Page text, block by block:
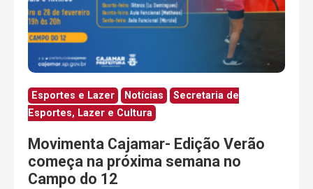
Esportes e Lazer Notícias
Secretaria de
Esportes, Lazer e Cultura
Movimenta Cajamar- Edição Verão
começa na próxima semana no
Campo do 12